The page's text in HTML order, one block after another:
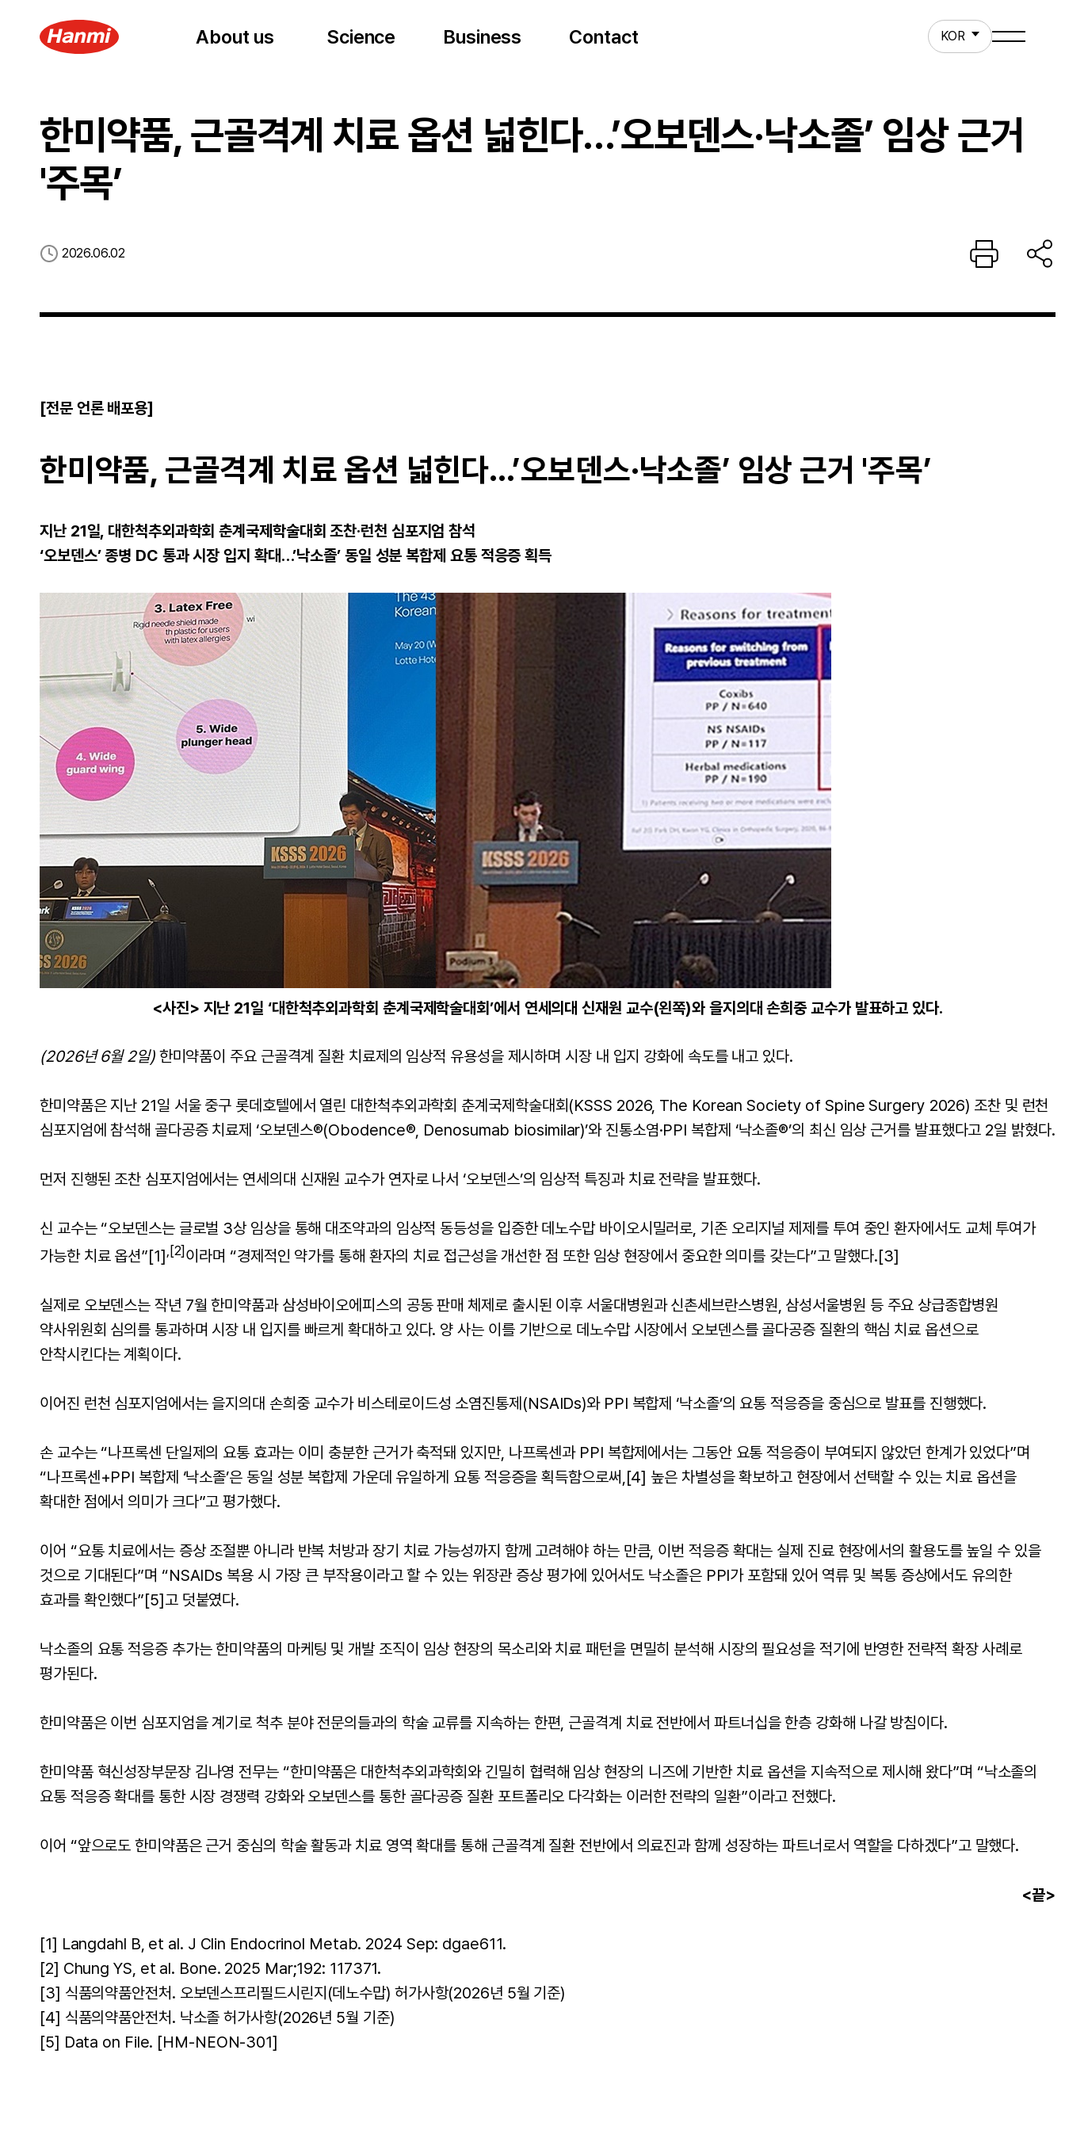
About us
About us About us Science
Science Science
Business
Business Business
Contact
Contact KOR
한미약품, 근골격계 치료 옵션 넓힌다…’오보덴스·낙소졸’ 임상 근거
'주목’
2026.06.02
[전문 언론 배포용]
한미약품, 근골격계 치료 옵션 넓힌다…’오보덴스·낙소졸’ 임상 근거 '주목’
지난 21일, 대한척추외과학회 춘계국제학술대회 조찬·런천 심포지엄 참석
‘오보덴스’ 종병 DC 통과 시장 입지 확대…’낙소졸’ 동일 성분 복합제 요통 적응증 획득
<사진> 지난 21일 ‘대한척추외과학회 춘계국제학술대회’에서 연세의대 신재원 교수(왼쪽)와 을지의대 손희중 교수가 발표하고 있다.
(2026년 6월 2일) 한미약품이 주요 근골격계 질환 치료제의 임상적 유용성을 제시하며 시장 내 입지 강화에 속도를 내고 있다.
한미약품은 지난 21일 서울 중구 롯데호텔에서 열린 대한척추외과학회 춘계국제학술대회(KSSS 2026, The Korean Society of Spine Surgery 2026) 조찬 및 런천
심포지엄에 참석해 골다공증 치료제 ‘오보덴스®(Obodence®, Denosumab biosimilar)’와 진통소염·PPI 복합제 ‘낙소졸®’의 최신 임상 근거를 발표했다고 2일 밝혔다.
먼저 진행된 조찬 심포지엄에서는 연세의대 신재원 교수가 연자로 나서 ‘오보덴스’의 임상적 특징과 치료 전략을 발표했다.
신 교수는 “오보덴스는 글로벌 3상 임상을 통해 대조약과의 임상적 동등성을 입증한 데노수맙 바이오시밀러로, 기존 오리지널 제제를 투여 중인 환자에서도 교체 투여가
가능한 치료 옵션”[1], [2] 이라며 “경제적인 약가를 통해 환자의 치료 접근성을 개선한 점 또한 임상 현장에서 중요한 의미를 갖는다”고 말했다.[3]
실제로 오보덴스는 작년 7월 한미약품과 삼성바이오에피스의 공동 판매 체제로 출시된 이후 서울대병원과 신촌세브란스병원, 삼성서울병원 등 주요 상급종합병원
약사위원회 심의를 통과하며 시장 내 입지를 빠르게 확대하고 있다. 양 사는 이를 기반으로 데노수맙 시장에서 오보덴스를 골다공증 질환의 핵심 치료 옵션으로
안착시킨다는 계획이다.
이어진 런천 심포지엄에서는 을지의대 손희중 교수가 비스테로이드성 소염진통제(NSAIDs)와 PPI 복합제 ‘낙소졸’의 요통 적응증을 중심으로 발표를 진행했다.
손 교수는 “나프록센 단일제의 요통 효과는 이미 충분한 근거가 축적돼 있지만, 나프록센과 PPI 복합제에서는 그동안 요통 적응증이 부여되지 않았던 한계가 있었다”며
“나프록센+PPI 복합제 ‘낙소졸’은 동일 성분 복합제 가운데 유일하게 요통 적응증을 획득함으로써, [4] 높은 차별성을 확보하고 현장에서 선택할 수 있는 치료 옵션을
확대한 점에서 의미가 크다”고 평가했다.
이어 “요통 치료에서는 증상 조절뿐 아니라 반복 처방과 장기 치료 가능성까지 함께 고려해야 하는 만큼, 이번 적응증 확대는 실제 진료 현장에서의 활용도를 높일 수 있을
것으로 기대된다”며 “NSAIDs 복용 시 가장 큰 부작용이라고 할 수 있는 위장관 증상 평가에 있어서도 낙소졸은 PPI가 포함돼 있어 역류 및 복통 증상에서도 유의한
효과를 확인했다”[5]고 덧붙였다.
낙소졸의 요통 적응증 추가는 한미약품의 마케팅 및 개발 조직이 임상 현장의 목소리와 치료 패턴을 면밀히 분석해 시장의 필요성을 적기에 반영한 전략적 확장 사례로
평가된다.
한미약품은 이번 심포지엄을 계기로 척추 분야 전문의들과의 학술 교류를 지속하는 한편, 근골격계 치료 전반에서 파트너십을 한층 강화해 나갈 방침이다.
한미약품 혁신성장부문장 김나영 전무는 “한미약품은 대한척추외과학회와 긴밀히 협력해 임상 현장의 니즈에 기반한 치료 옵션을 지속적으로 제시해 왔다”며 “낙소졸의
요통 적응증 확대를 통한 시장 경쟁력 강화와 오보덴스를 통한 골다공증 질환 포트폴리오 다각화는 이러한 전략의 일환”이라고 전했다.
이어 “앞으로도 한미약품은 근거 중심의 학술 활동과 치료 영역 확대를 통해 근골격계 질환 전반에서 의료진과 함께 성장하는 파트너로서 역할을 다하겠다”고 말했다.
<끝>
[1] Langdahl B, et al. J Clin Endocrinol Metab. 2024 Sep: dgae611.
[2] Chung YS, et al. Bone. 2025 Mar;192: 117371.
[3] 식품의약품안전처. 오보덴스프리필드시린지(데노수맙) 허가사항(2026년 5월 기준)
[4] 식품의약품안전처. 낙소졸 허가사항(2026년 5월 기준)
[5] Data on File. [HM-NEON-301]